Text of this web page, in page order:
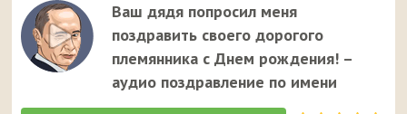
Ваш дядя попросил меня
поздравить своего дорогого
племянника с Днем рождения! –
аудио поздравление по имени